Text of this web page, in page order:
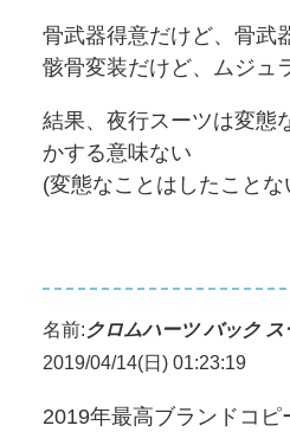
骨武器得意だけど、骨武
骸骨変装だけど、ムジュ
結果、夜行スーツは変態
かする意味ない
(変態なことはしたことな
名前: クロムハーツ バック
2019/04/14(日) 01:23:19
2019年最高ブランドコピ